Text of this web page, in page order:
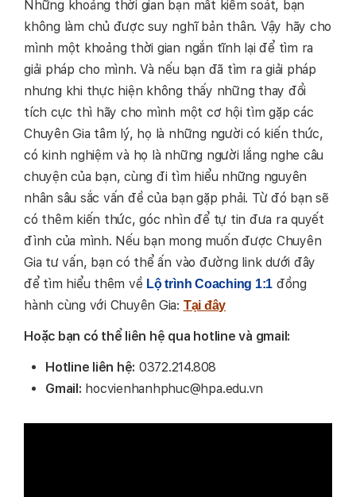
Những khoảng thời gian bạn mất kiểm soát, bạn
không làm chủ được suy nghĩ bản thân. Vậy hãy cho
mình một khoảng thời gian ngắn tĩnh lại để tìm ra
giải pháp cho mình. Và nếu bạn đã tìm ra giải pháp
nhưng khi thực hiện không thấy những thay đổi
tích cực thì hãy cho mình một cơ hội tìm gặp các
Chuyên Gia tâm lý, họ là những người có kiến thức,
có kinh nghiệm và họ là những người lắng nghe câu
chuyện của bạn, cùng đi tìm hiểu những nguyên
nhân sâu sắc vấn đề của bạn gặp phải. Từ đó bạn sẽ
có thêm kiến thức, góc nhìn để tự tin đưa ra quyết
đình của mình. Nếu bạn mong muốn được Chuyên
Gia tư vấn, bạn có thể ấn vào đường link dưới đây
để tìm hiểu thêm về Lộ trình Coaching 1:1 đồng
hành cùng với Chuyên Gia: Tại đây
Hoặc bạn có thể liên hệ qua hotline và gmail:
Hotline liên hệ: 0372.214.808
Gmail: hocvienhanhphuc@hpa.edu.vn